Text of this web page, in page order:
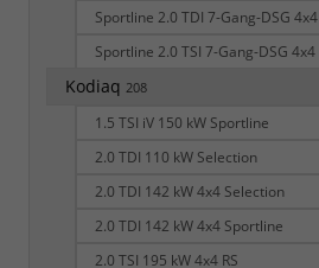
Sportline 2.0 TDI 7-Gang-DSG 4x4
Sportline 2.0 TSI 7-Gang-DSG 4x4
Kodiaq 208
1.5 TSI iV 150 kW Sportline
2.0 TDI 110 kW Selection
2.0 TDI 142 kW 4x4 Selection
2.0 TDI 142 kW 4x4 Sportline
2.0 TSI 195 kW 4x4 RS